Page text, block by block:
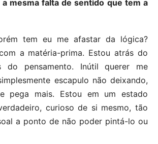
mesma falta de sentido que tem a
tem eu me afastar da lógica?
a matéria-prima. Estou atrás do
do pensamento. Inútil querer me
escapulo não deixando,
pega mais. Estou em um estado
curioso de si mesmo, tão
a ponto de não poder pintá-lo ou